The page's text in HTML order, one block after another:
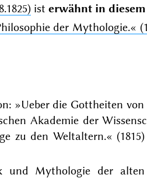
ist erwähnt in
der Mythologie.«
»Ueber die Gottheiten von
Akademie der
zu den Weltaltern.«
und Mythologie der